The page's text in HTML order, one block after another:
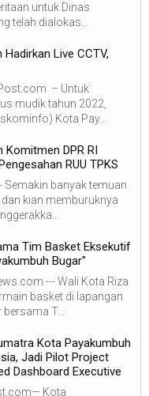
untuk Dinas
telah dialokas...
Live CCTV,
– Untuk
mudik tahun 2022,
Kota Pay...
Komitmen DPR RI
RUU TPKS
Semakin banyak temuan
kian memburuknya
Tim Basket Eksekutif
Bugar"
--- Wali Kota Riza
basket di lapangan
T...
Kota Payakumbuh
Jadi Pilot Project
Dashboard Executive
Kota